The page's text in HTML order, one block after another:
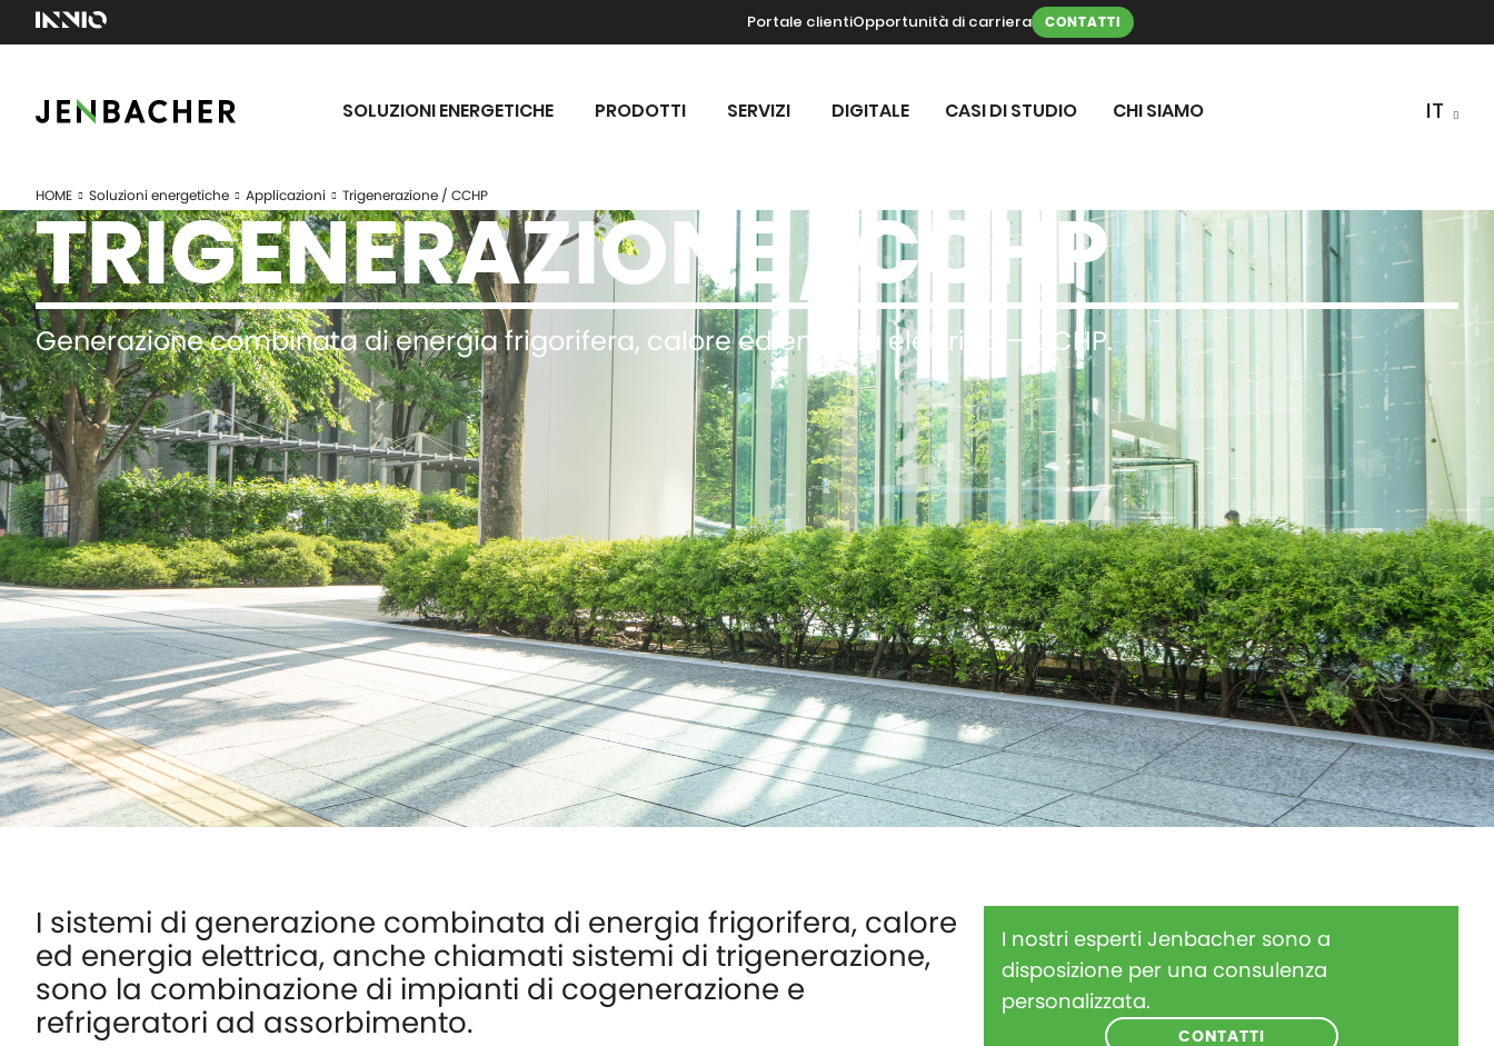
Portale clientiOpportunità di carriera CONTATTI
SOLUZIONI ENERGETICHE PRODOTTI SERVIZI DIGITALE CASI DI STUDIO CHI SIAMO
HOME Soluzioni energetiche Applicazioni Trigenerazione / CCHP
TRIGENERAZIONE / CCHP
Generazione combinata di energia frigorifera, calore ed energia elettrica – CCHP.
I sistemi di generazione combinata di energia frigorifera, calore
ed energia elettrica, anche chiamati sistemi di trigenerazione,
sono la combinazione di impianti di cogenerazione e
refrigeratori ad assorbimento.
I nostri esperti Jenbacher sono a
disposizione per una consulenza
personalizzata.
CONTATTI